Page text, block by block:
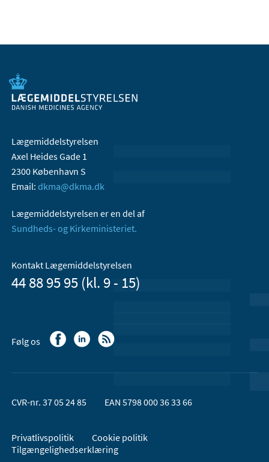
Lægemiddelstyrelsen
Axel Heides Gade 1
2300 København S
Email: dkma@dkma.dk
Lægemiddelstyrelsen er en del af
Sundheds- og Kirkeministeriet.
Kontakt Lægemiddelstyrelsen
44 88 95 95 (kl. 9 - 15)
Følg os
CVR-nr. 37 05 24 85 EAN 5798 000 36 33 66
Privatlivspolitik
Cookie politik
Tilgængelighedserklæring